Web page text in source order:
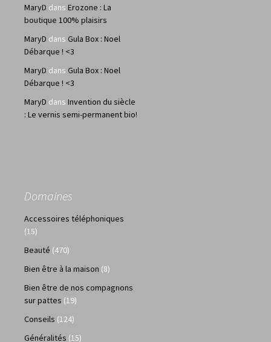
MaryD dans Erozone : La
boutique 100% plaisirs
MaryD dans Gula Box : Noel
Débarque ! <3
MaryD dans Gula Box : Noel
Débarque ! <3
MaryD dans Invention du siècle
: Le vernis semi-permanent bio!
Domaines
Accessoires téléphoniques
(15)
Beauté (470)
Bien être à la maison (8)
Bien être de nos compagnons
sur pattes (19)
Conseils (124)
Généralités (15)